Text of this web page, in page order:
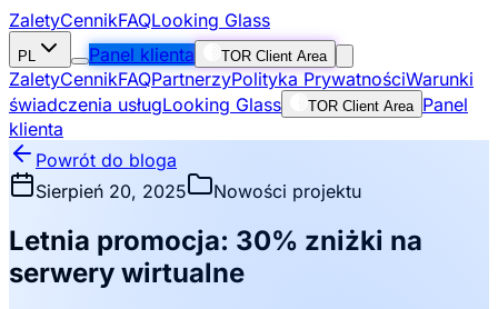
ZaletyCennikFAQLooking Glass
PL Panel klienta TOR Client Area
ZaletyCennikFAQPartnerzyPolityka PrywatnościWarunki
świadczenia usługLooking Glass TOR Client Area Panel
klienta
Powrót do bloga
Sierpień 20, 2025
Nowości projektu
Letnia promocja: 30% zniżki na
serwery wirtualne